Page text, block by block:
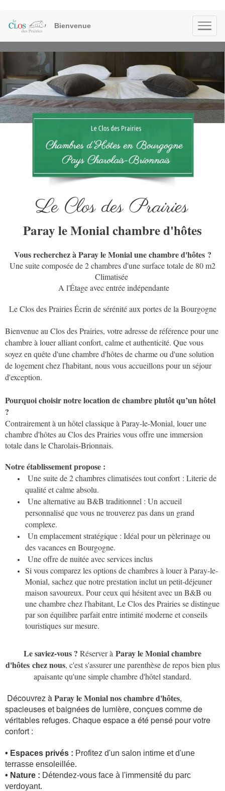
Bienvenue
Le Clos des Prairies
Paray le Monial chambre d'hôtes
Vous recherchez à Paray le Monial une chambre d'hôtes ?
Une suite composée de 2 chambres d'une surface totale de 80 m2
Climatisée
A l'Étage avec entrée indépendante
Le Clos des Prairies Écrin de sérénité aux portes de la Bourgogne
Bienvenue au Clos des Prairies, votre adresse de référence pour une
chambre à louer alliant confort, calme et authenticité. Que vous
soyez en quête d'une chambre d'hôtes de charme ou d'une solution
de logement chez l'habitant, nous vous accueillons pour un séjour
d'exception.
Pourquoi choisir notre location de chambre plutôt qu’un hôtel
?
Contrairement à un hôtel classique à Paray-le-Monial, louer une
chambre d'hôtes au Clos des Prairies vous offre une immersion
totale dans le Charolais-Brionnais.
Notre établissement propose :
Une suite de 2 chambres climatisées tout confort : Literie de
qualité et calme absolu.
Une alternative au B&B traditionnel : Un accueil
personnalisé que vous ne trouverez pas dans un grand
complexe.
Un emplacement stratégique : Idéal pour un pèlerinage ou
des vacances en Bourgogne.
Une offre de nuitée avec services inclus
Si vous comparez les options de chambres à louer à Paray-le-
Monial, sachez que notre prestation inclut un petit-déjeuner
maison savoureux. Pour ceux qui hésitent avec un B&B ou
une chambre chez l'habitant, Le Clos des Prairies se distingue
par son équilibre parfait entre intimité moderne et conseils
touristiques sur mesure.
Le saviez-vous ? Réserver à Paray le Monial chambre
d'hôteschez nous, c'est s'assurer une parenthèse de repos bien plus
apaisante qu'une simple chambre d'hôtel standard.
Découvrez àParay le Monial nos chambre d'hôtes,
spacieuses et baignées de lumière, conçues comme de
véritables refuges. Chaque espace a été pensé pour votre
confort :
• Espaces privés : Profitez d'un salon intime et d'une
terrasse ensoleillée.
• Nature : Détendez-vous face à l'immensité du parc
verdoyant.